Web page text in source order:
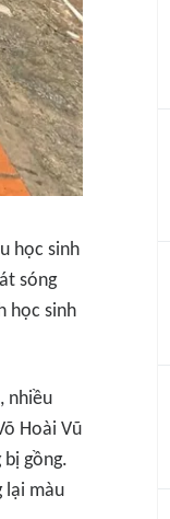
học sinh
sóng
học sinh
, nhiều
Hoài Vũ
gồng.
lại màu